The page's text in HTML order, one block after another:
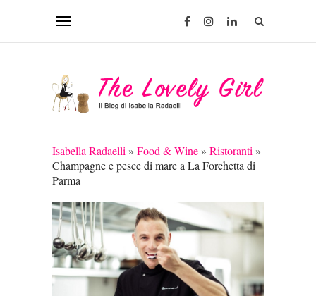
Isabella Radaelli » Food & Wine» Ristoranti »
Champagne e pesce di mare a La Forchetta di
Parma